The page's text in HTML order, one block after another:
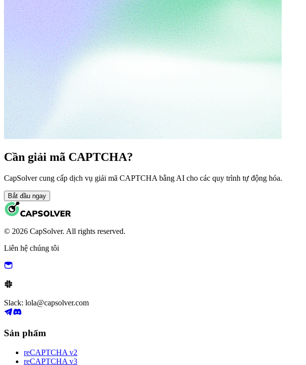
Cần giải mã CAPTCHA?
CapSolver cung cấp dịch vụ giải mã CAPTCHA bằng AI cho các quy trình tự động hóa.
Bắt đầu ngay
© 2026 CapSolver. All rights reserved.
Liên hệ chúng tôi
Slack: lola@capsolver.com
Sản phẩm
reCAPTCHA v2
reCAPTCHA v3